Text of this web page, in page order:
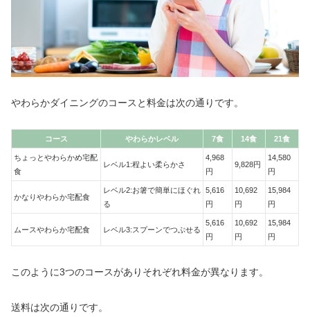
やわらかダイニングのコースと料金は次の通りです。
コース やわらかレベル 7食 14食 21食
ちょっとやわらかめ宅配
食
レベル1:程よい柔らかさ
4,968
円
9,828円
14,580
円
かなりやわらか宅配食
レベル2:お箸で簡単にほぐれ
る
5,616
円
10,692
円
15,984
円
ムースやわらか宅配食 レベル3:スプーンでつぶせる
5,616
円
10,692
円
15,984
円
このように3つのコースがありそれぞれ料金が異なります。
送料は次の通りです。